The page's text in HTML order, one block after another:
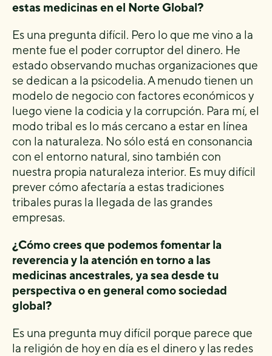
estas medicinas en el Norte Global?
Es una pregunta difícil. Pero lo que me vino a la
mente fue el poder corruptor del dinero. He
estado observando muchas organizaciones que
se dedican a la psicodelia. A menudo tienen un
modelo de negocio con factores económicos y
luego viene la codicia y la corrupción. Para mí, el
modo tribal es lo más cercano a estar en línea
con la naturaleza. No sólo está en consonancia
con el entorno natural, sino también con
nuestra propia naturaleza interior. Es muy difícil
prever cómo afectaría a estas tradiciones
tribales puras la llegada de las grandes
empresas.
¿Cómo crees que podemos fomentar la
reverencia y la atención en torno a las
medicinas ancestrales, ya sea desde tu
perspectiva o en general como sociedad
global?
Es una pregunta muy difícil porque parece que
la religión de hoy en día es el dinero y las redes